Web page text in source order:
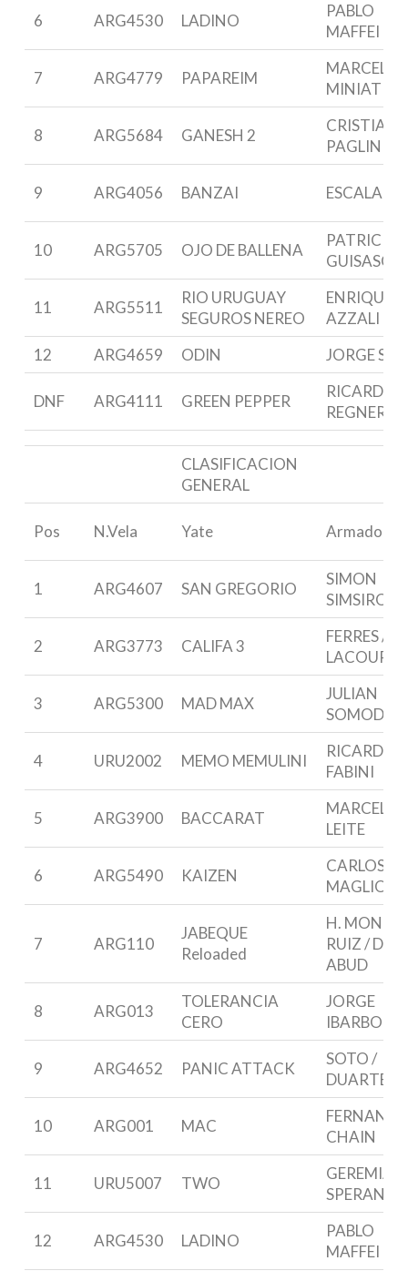
6 ARG4530 LADINO
PABLO
MAFFEI
7 ARG4779 PAPAREIM
MARCELO
MINIATI
8 ARG5684 GANESH 2
CRISTIAN
PAGLINI
9 ARG4056 BANZAI
10 ARG5705 OJO DE BALLENA
PATRICIO
11 ARG5511
RIO URUGUAY
SEGUROS NEREO
ENRIQUE
AZZALI
12
ARG4659 ODIN JORGE
DNF ARG4111 GREEN PEPPER
RICARDO
REGNER
CLASIFICACION
GENERAL
Pos N.Vela Yate Armador
1 ARG4607 SAN GREGORIO
SIMON
2 ARG3773 CALIFA 3
FERRES /
LACOUR
3 ARG5300 MAD MAX
JULIAN
SOMODI
4 URU2002 MEMO MEMULINI
RICARDO
FABINI
5 ARG3900 BACCARAT
MARCELO
LEITE
6 ARG5490 KAIZEN
CARLOS
MAGLIO
7 ARG110
JABEQUE
Reloaded
H. MONES
RUIZ / D.
ABUD
8 ARG013
TOLERANCIA
CERO
JORGE
9 ARG4652 PANIC ATTACK
SOTO /
DUARTE
10 ARG001 MAC
CHAIN
11 URU5007 TWO
GEREMIAS
SPERANZA
12 ARG4530 LADINO
PABLO
MAFFEI